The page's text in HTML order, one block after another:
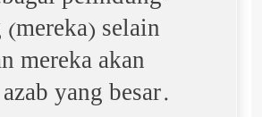
selain
mereka akan
yang besar.